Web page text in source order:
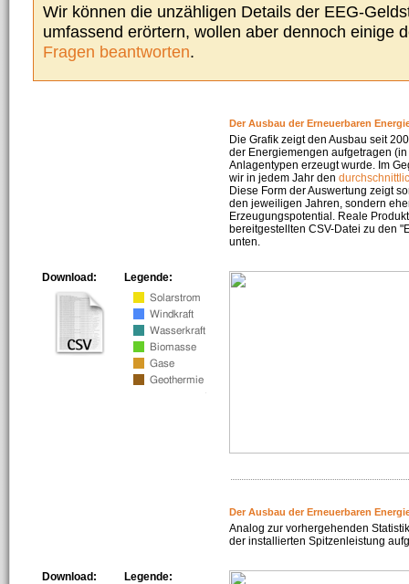
Wir können die unzähligen Details der EEG-
umfassend erörtern, wollen aber dennoch einige
Fragen beantworten.
Der Ausbau der Erneuerbaren
Die Grafik zeigt den Ausbau seit
der Energiemengen aufgetragen
Anlagentypen erzeugt wurde. Im
wir in jedem Jahr den
Diese Form der Auswertung zeigt
den jeweiligen Jahren, sondern
Erzeugungspotential. Reale
bereitgestellten CSV-Datei zu den
unten.
Legende:
Download:
Der Ausbau der Erneuerbaren
Analog zur vorhergehenden
der installierten Spitzenleistung
Legende:
Download: